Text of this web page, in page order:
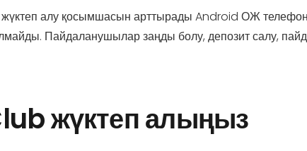
алу қосымшасын арттырады Android ОЖ
Пайдаланушылар заңды болу, депозит салу,
жүктеп алыңыз